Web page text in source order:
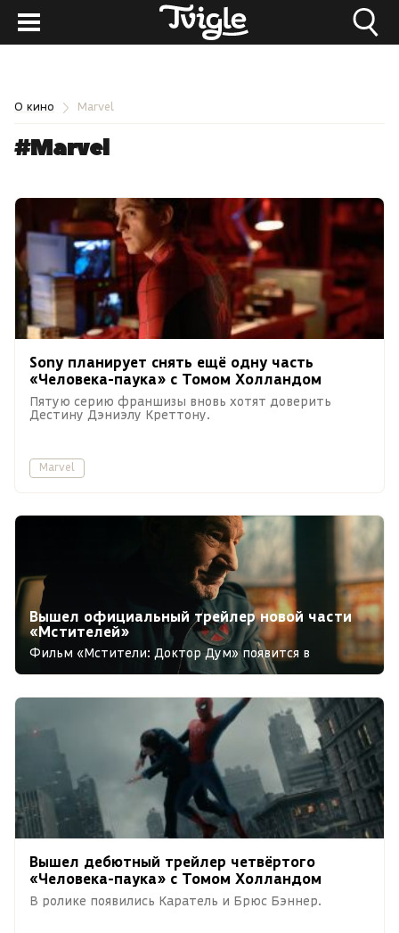
О кино Marvel
#Marvel
Sony планирует снять ещё одну часть
«Человека-паука» с Томом Холландом
Пятую серию франшизы вновь хотят доверить
Дестину Дэниэлу Креттону.
Marvel
Вышел официальный трейлер новой части
«Мстителей»
Фильм «Мстители: Доктор Дум» появится в
мировом прокате 18 декабря.
Вышел дебютный трейлер четвёртого
«Человека-паука» с Томом Холландом
В ролике появились Каратель и Брюс Бэннер.